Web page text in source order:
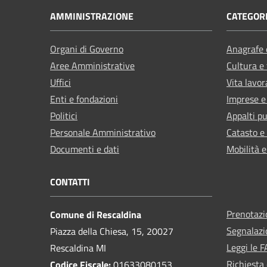
AMMINISTRAZIONE
Organi di Governo
Aree Amministrative
Uffici
Enti e fondazioni
Politici
Personale Amministrativo
Documenti e dati
Cultura
Vita
Imprese
Appalti
Catasto
Mobilità
CONTATTI
Comune di Rescaldina
Piazza della Chiesa, 15, 20027
Rescaldina MI
Leggi le